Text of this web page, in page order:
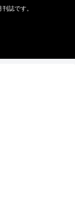
誌です。